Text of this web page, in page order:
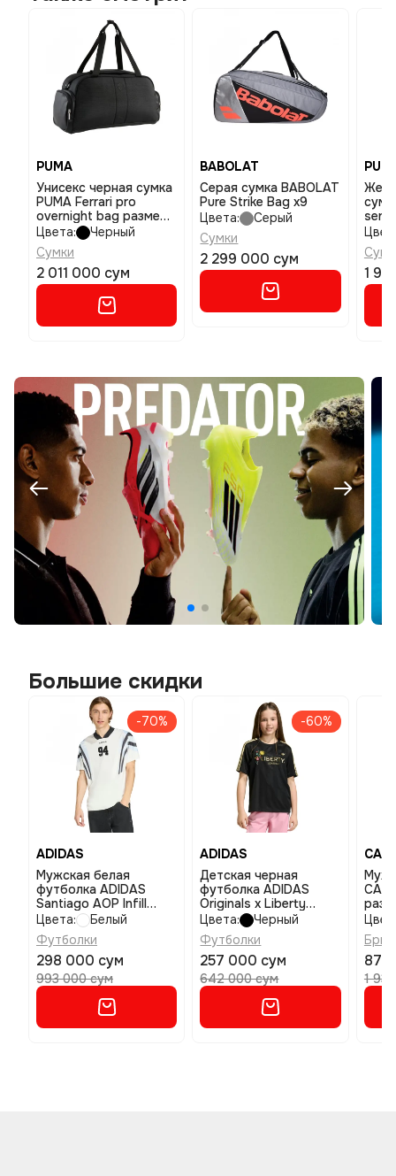
PUMA
Унисекс черная сумка
PUMA Ferrari pro
overnight bag размер
osfa
Цвета:
Черный
Сумки
2 011 000 сум
BABOLAT
Серая сумка BABOLAT
Pure Strike Bag x9
Цвета:
Серый
Сумки
2 299 000 сум
1
Большие скидки
-70%
ADIDAS
Мужская белая
футболка ADIDAS
Santiago AOP Infill
размер 2xl
Цвета:
Белый
Футболки
298 000 сум
993 000 сум
-60%
ADIDAS
Детская черная
футболка ADIDAS
Originals x Liberty
London Loose размер
164
Цвета:
Черный
Футболки
257 000 сум
642 000 сум
873
1